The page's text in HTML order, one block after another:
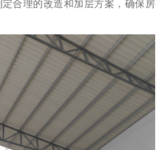
合理的改造和加层方案，确保房